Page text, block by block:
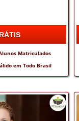
Matriculados
em Todo Brasil